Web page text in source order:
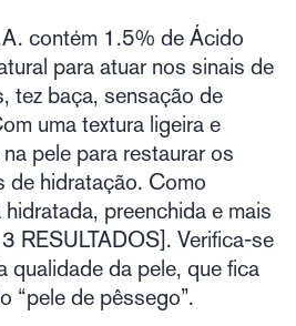
contém 1.5% de Ácido
para atuar nos sinais de
tez baça, sensação de
uma textura ligeira e
pele para restaurar os
de hidratação. Como
preenchida e mais
RESULTADOS]. Verifica-se
qualidade da pele, que fica
“pele de pêssego”.